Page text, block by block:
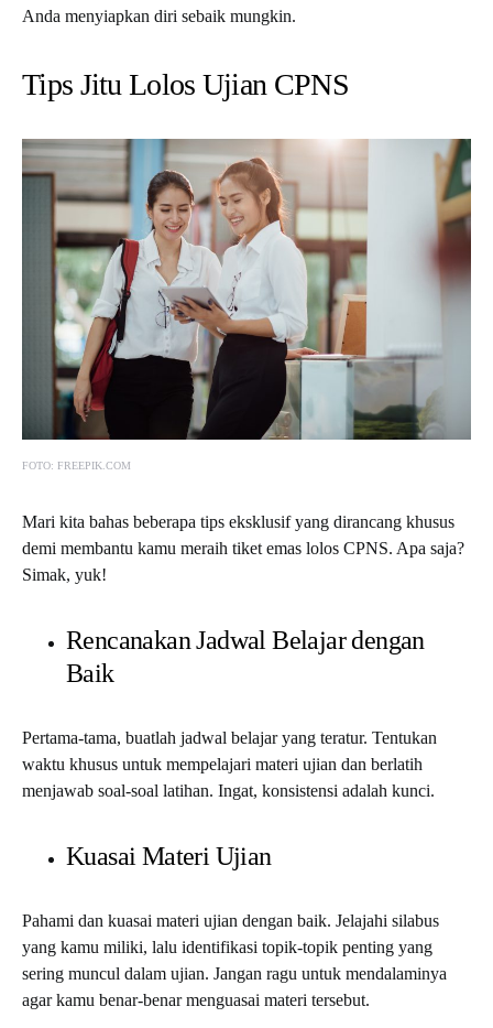
Anda menyiapkan diri sebaik mungkin.
Tips Jitu Lolos Ujian CPNS
FOTO: FREEPIK.COM
Mari kita bahas beberapa tips eksklusif yang dirancang khusus
demi membantu kamu meraih tiket emas lolos CPNS. Apa saja?
Simak, yuk!
Rencanakan Jadwal Belajar dengan
Baik
Pertama-tama, buatlah jadwal belajar yang teratur. Tentukan
waktu khusus untuk mempelajari materi ujian dan berlatih
menjawab soal-soal latihan. Ingat, konsistensi adalah kunci.
Kuasai Materi Ujian
Pahami dan kuasai materi ujian dengan baik. Jelajahi silabus
yang kamu miliki, lalu identifikasi topik-topik penting yang
sering muncul dalam ujian. Jangan ragu untuk mendalaminya
agar kamu benar-benar menguasai materi tersebut.